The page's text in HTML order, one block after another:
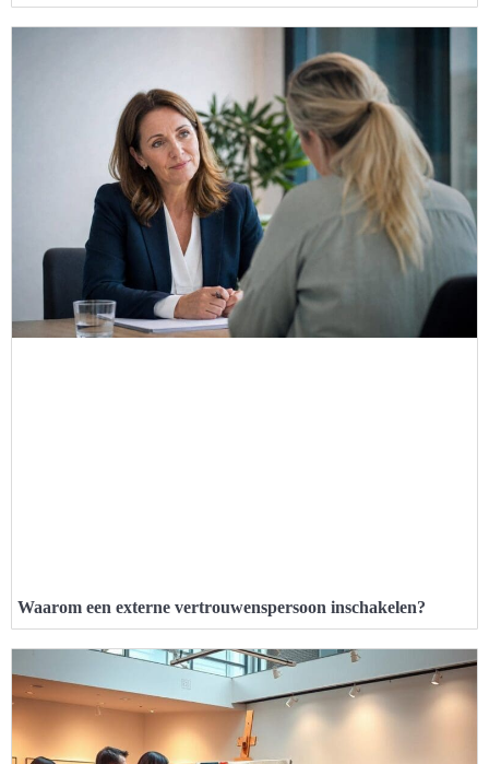
Waarom een externe vertrouwenspersoon inschakelen?